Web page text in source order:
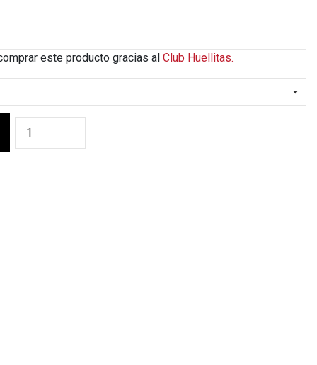
este producto gracias alClub Huellitas.